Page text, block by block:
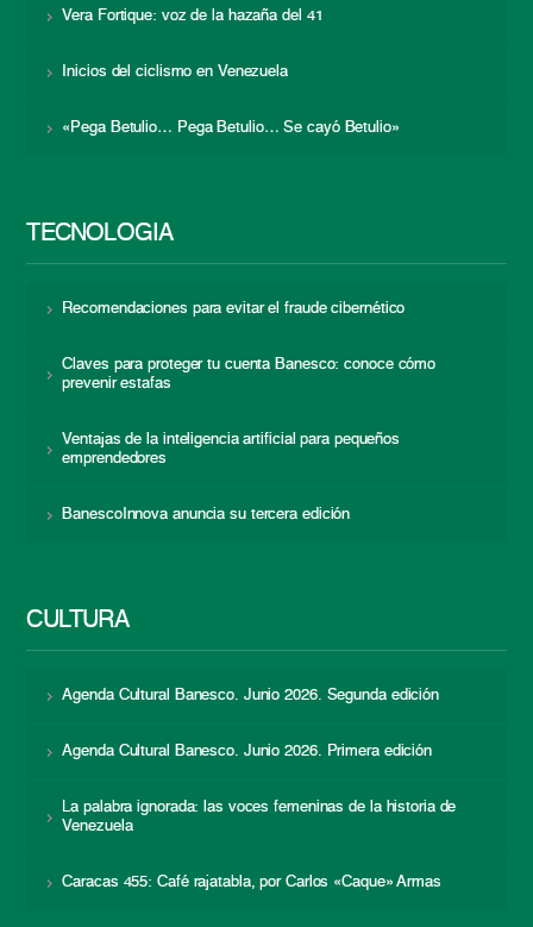
Vera Fortique: voz de la hazaña del 41
Inicios del ciclismo en Venezuela
«Pega Betulio… Pega Betulio… Se cayó Betulio»
TECNOLOGÍA
Recomendaciones para evitar el fraude cibernético
Claves para proteger tu cuenta Banesco: conoce cómo
prevenir estafas
Ventajas de la inteligencia artificial para pequeños
emprendedores
BanescoInnova anuncia su tercera edición
CULTURA
Agenda Cultural Banesco. Junio 2026. Segunda edición
Agenda Cultural Banesco. Junio 2026. Primera edición
La palabra ignorada: las voces femeninas de la historia de
Venezuela
Caracas 455: Café rajatabla, por Carlos «Caque» Armas